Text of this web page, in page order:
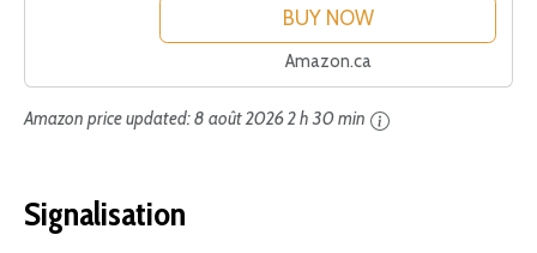
C/micro USB pour...BUY NOW
Amazon.ca
Amazon price updated:8 août 2026 2 h 30 min
Signalisation